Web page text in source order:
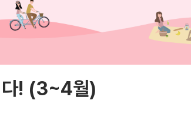
다! (3~4월)